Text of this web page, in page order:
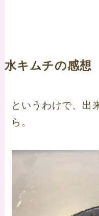
水キムチの感想
というわけで、出
ら。